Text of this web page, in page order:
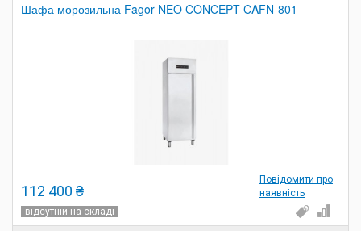
Шафа морозильна Fagor NEO CONCEPT CAFN-801
Повідомити про
наявність
112 400 ₴
відсутній на складі